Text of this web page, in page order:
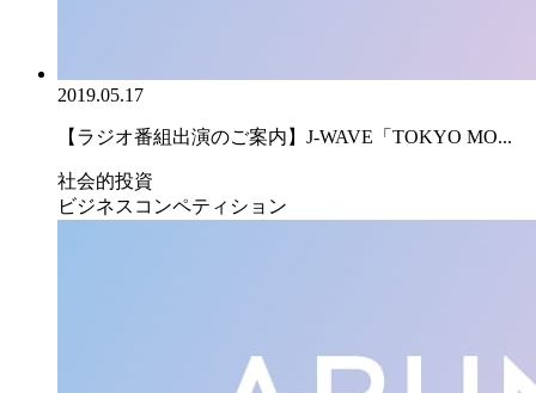
2019.05.17
【ラジオ番組出演のご案内】J-WAVE「TOKYO MO...
社会的投資
ビジネスコンペティション